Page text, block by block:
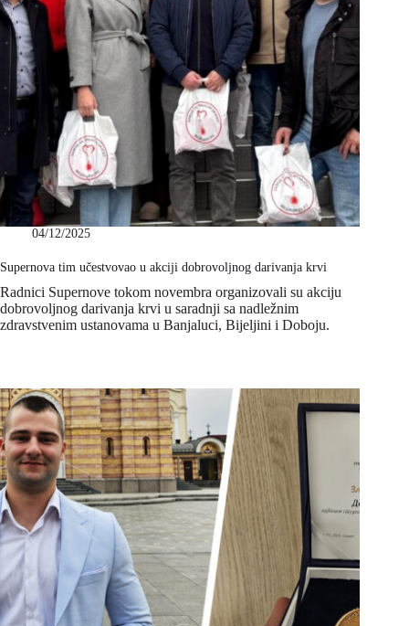
04/12/2025
Supernova tim učestvovao u akciji dobrovoljnog darivanja krvi
Radnici Supernove tokom novembra organizovali su akciju
dobrovoljnog darivanja krvi u saradnji sa nadležnim
zdravstvenim ustanovama u Banjaluci, Bijeljini i Doboju.